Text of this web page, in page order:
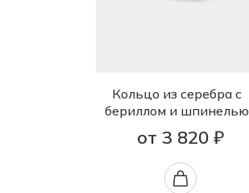
Кольцо из серебра с
бериллом и шпинелью
от 3 820 ₽